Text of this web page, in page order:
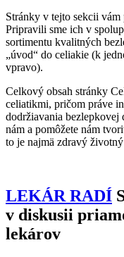
Stránky v tejto sekcii
Pripravili sme ich v
sortimentu kvalitných
„úvod“ do celiakie (k
vpravo).
Celkový obsah stránky
celiatikmi, pričom práve
dodržiavania bezlepkovej
nám a pomôžete nám
to je najmä zdravý
LEKÁR RADÍ
v diskusii
lekárov